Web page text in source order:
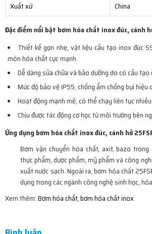
Xuất xứ
China
Đặc điểm nổi bật bơm hóa chất inox đúc, cánh
Thiết kế gọn nhẹ, vật liệu cấu tạo inox đúc
mòn hóa chất cực mạnh.
Dễ dàng sửa chữa và bảo dưỡng do có cấu tạo
Mức độ bảo vệ IP55, chống ẩm chống bụi hiệu
Hoạt động mạnh mẽ, có thể chạy liên tục
Chịu được tác động cơ học từ môi trường bên
Ứng dụng bơm hóa chất inox đúc, cánh hở
Bơm vận chuyển hóa chất, axit, bazo trong
thực phẩm, dược phẩm, mỹ phẩm và công
xuất nước sạch. Ngoài ra, bơm hóa chất
dụng trong các ngành công nghệ sinh học,
Xem thêm:Bơm hóa chất,bơm hóa chất inox